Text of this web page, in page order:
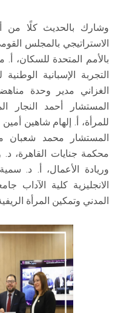
وشارك بالحديث كلًا من
الاستراتيجي بالمجلس
بالأمم المتحدة للسكان،
التجربة الإسبانية
الغزاني مدير وحدة
المستشار أحمد النجار
للمرأة، أ. إلهام شاهين
المستشار محمد شعبان
محكمة جنايات القاهرة، د.
وريادة الأعمال، أ. د.
الانجليزية كلية
المدني وتمكين المرأة